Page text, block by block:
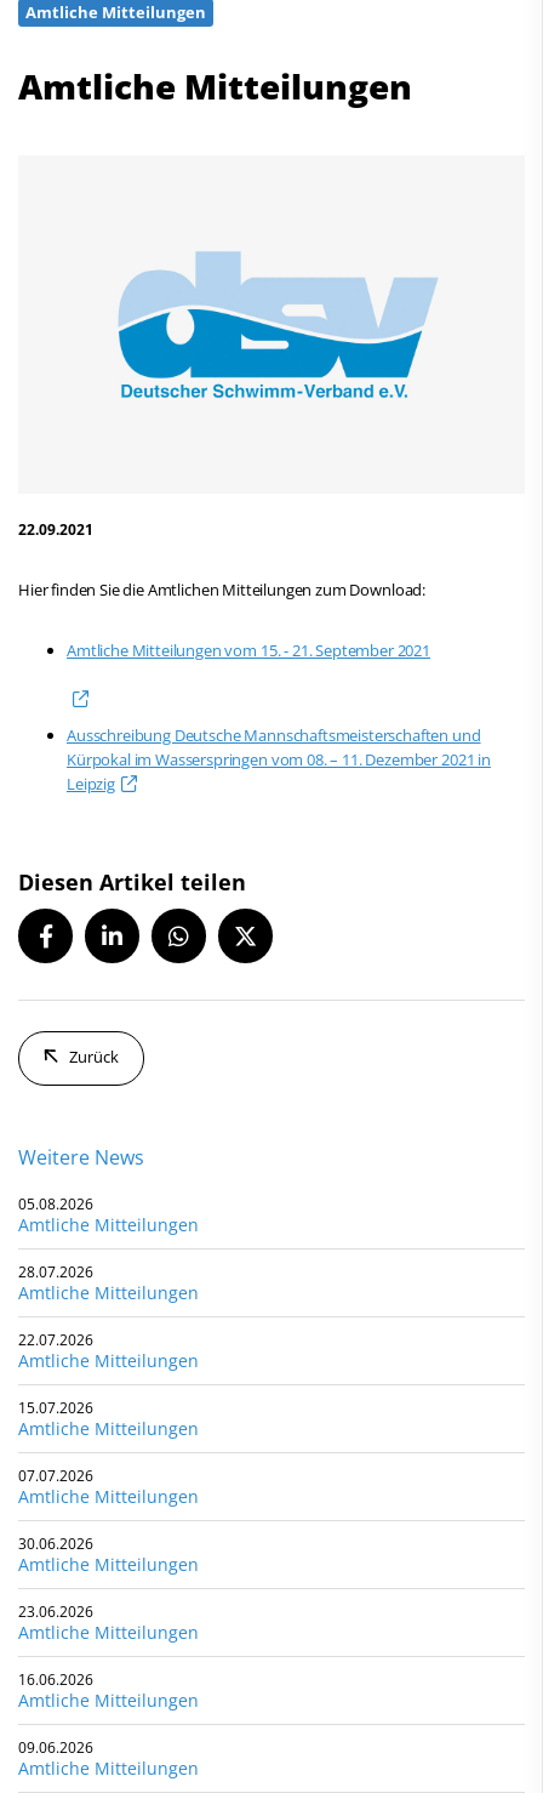
Amtliche Mitteilungen
Amtliche Mitteilungen
22.09.2021
Hier finden Sie die Amtlichen Mitteilungen zum Download:
Amtliche Mitteilungen vom 15. - 21. September 2021
Ausschreibung Deutsche Mannschaftsmeisterschaften und
Kürpokal im Wasserspringen vom 08. – 11. Dezember 2021 in
Leipzig
Diesen Artikel teilen
Zurück
Weitere News
05.08.2026
Amtliche Mitteilungen
28.07.2026
Amtliche Mitteilungen
22.07.2026
Amtliche Mitteilungen
15.07.2026
Amtliche Mitteilungen
07.07.2026
Amtliche Mitteilungen
30.06.2026
Amtliche Mitteilungen
23.06.2026
Amtliche Mitteilungen
16.06.2026
Amtliche Mitteilungen
09.06.2026
Amtliche Mitteilungen
Schwimmen
Wasserspringen
Deutscher Schwimm-Verband e.V.
Korbacher Straße 93
D-34132 Kassel
Fax: +49 561 94083-15